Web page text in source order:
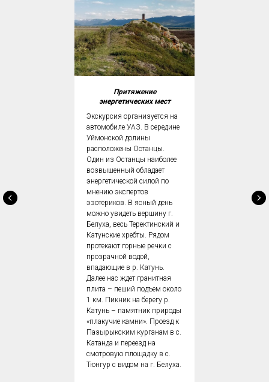
Притяжение
энергетических мест
Экскурсия организуется на
автомобиле УАЗ. В середине
Уймонской долины
расположены Останцы.
Один из Останцы наиболее
возвышенный обладает
энергетической силой по
мнению экспертов
эзотериков. В ясный день
можно увидеть вершину г.
Белуха, весь Теректинский и
Катунские хребты. Рядом
протекают горные речки с
прозрачной водой,
впадающие в р. Катунь.
Далее нас ждет гранитная
плита – пеший подъем около
1 км. Пикник на берегу р.
Катунь – памятник природы
«плакучие камни». Проезд к
Пазырыкским курганам в с.
Катанда и переезд на
смотровую площадку в с.
Тюнгур с видом на г. Белуха.